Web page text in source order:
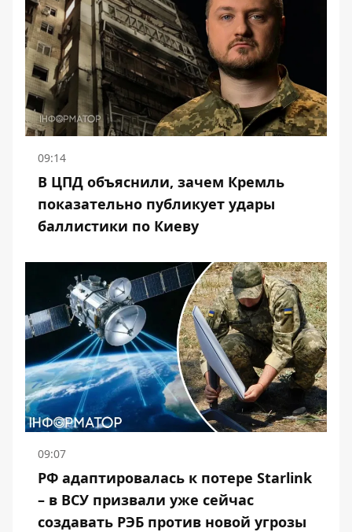
09:14
В ЦПД объяснили, зачем Кремль
показательно публикует удары
баллистики по Киеву
09:07
РФ адаптировалась к потере Starlink
– в ВСУ призвали уже сейчас
создавать РЭБ против новой угрозы